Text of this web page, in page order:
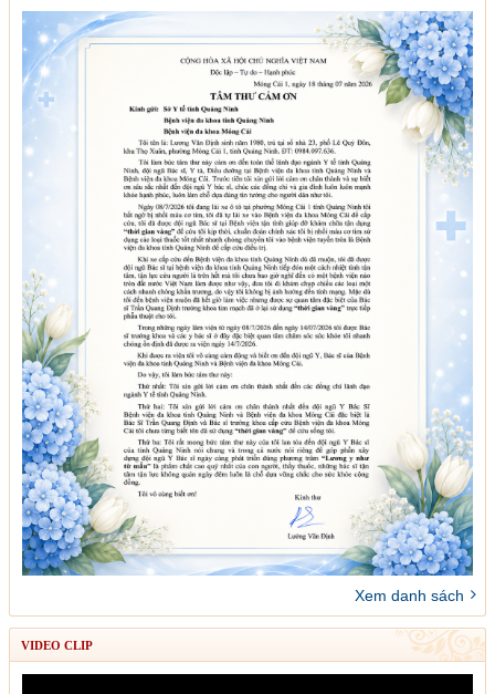
Xem danh sách
VIDEO CLIP